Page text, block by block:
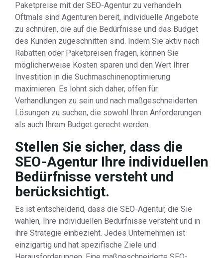
Paketpreise mit der SEO-Agentur zu verhandeln.
Oftmals sind Agenturen bereit, individuelle Angebote
zu schnüren, die auf die Bedürfnisse und das Budget
des Kunden zugeschnitten sind. Indem Sie aktiv nach
Rabatten oder Paketpreisen fragen, können Sie
möglicherweise Kosten sparen und den Wert Ihrer
Investition in die Suchmaschinenoptimierung
maximieren. Es lohnt sich daher, offen für
Verhandlungen zu sein und nach maßgeschneiderten
Lösungen zu suchen, die sowohl Ihren Anforderungen
als auch Ihrem Budget gerecht werden.
Stellen Sie sicher, dass die
SEO-Agentur Ihre individuellen
Bedürfnisse versteht und
berücksichtigt.
Es ist entscheidend, dass die SEO-Agentur, die Sie
wählen, Ihre individuellen Bedürfnisse versteht und in
ihre Strategie einbezieht. Jedes Unternehmen ist
einzigartig und hat spezifische Ziele und